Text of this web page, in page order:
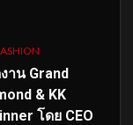
าน Grand
& KK
โดย CEO